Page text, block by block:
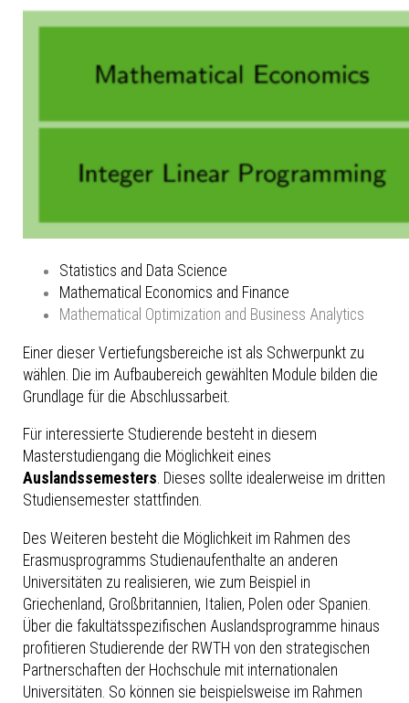
Statistics and Data Science
Mathematical Economics and Finance
Mathematical Optimization and Business Analytics
Einer dieser Vertiefungsbereiche ist als Schwerpunkt zu
wählen. Die im Aufbaubereich gewählten Module bilden die
Grundlage für die Abschlussarbeit.
Für interessierte Studierende besteht in diesem
Masterstudiengang die Möglichkeit eines
Auslandssemesters. Dieses sollte idealerweise im dritten
Studiensemester stattfinden.
Des Weiteren besteht die Möglichkeit im Rahmen des
Erasmusprogramms Studienaufenthalte an anderen
Universitäten zu realisieren, wie zum Beispiel in
Griechenland, Großbritannien, Italien, Polen oder Spanien.
Über die fakultätsspezifischen Auslandsprogramme hinaus
profitieren Studierende der RWTH von den strategischen
Partnerschaften der Hochschule mit internationalen
Universitäten. So können sie beispielsweise im Rahmen